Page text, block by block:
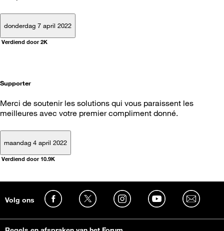
donderdag 7 april 2022
Verdiend door 2K
Supporter
Merci de soutenir les solutions qui vous paraissent les
meilleures avec votre premier compliment donné.
maandag 4 april 2022
Verdiend door 10.9K
Volg ons